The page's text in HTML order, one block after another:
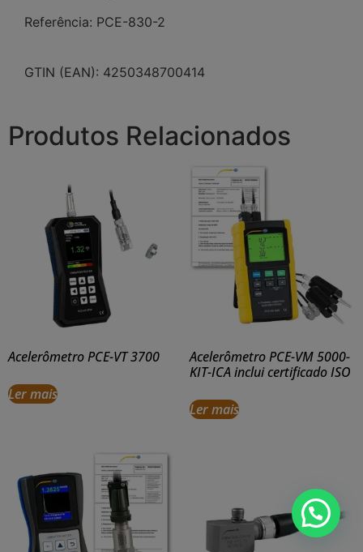
Referência: PCE-830-2
GTIN (EAN): 4250348700414
Produtos Relacionados
Acelerômetro PCE-VT 3700
Ler mais
Acelerômetro PCE-VM 5000-
KIT-ICA inclui certificado ISO
Ler mais